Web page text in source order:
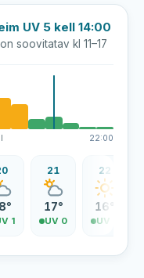
UV 5 kell 14:00
soovitatav kl 11–17
22:00
1
21
17°
UV 0
22
16°
UV 0